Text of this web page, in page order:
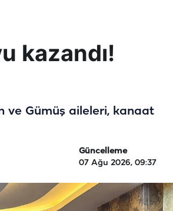
kazandı!
ve Gümüş aileleri, kanaat
Güncelleme
07 Ağu 2026, 09:37